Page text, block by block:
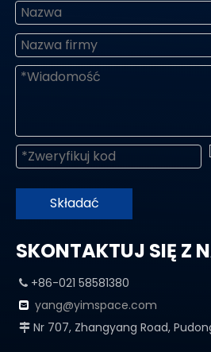
Składać
SKONTAKTUJ SIĘ Z
 +86-021 58581380
 yang@yimspace.com
 Nr 707, Zhangyang Road,